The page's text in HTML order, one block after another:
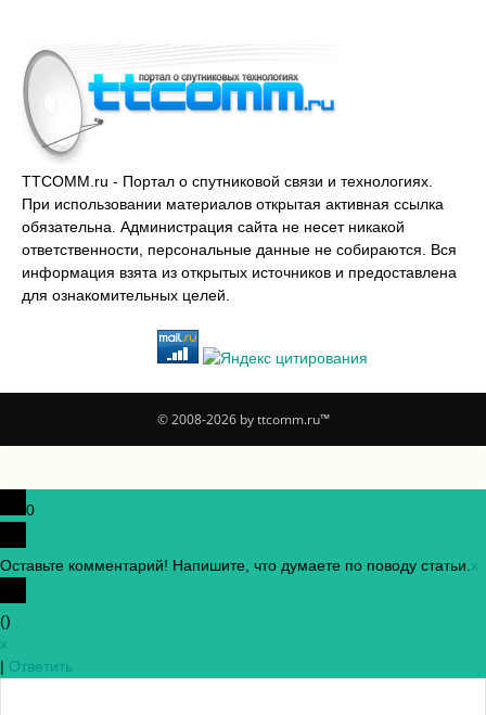
TTCOMM.ru - Портал о спутниковой связи и технологиях.
При использовании материалов открытая активная ссылка
обязательна. Администрация сайта не несет никакой
ответственности, персональные данные не собираются. Вся
информация взята из открытых источников и предоставлена
для ознакомительных целей.
© 2008-2026 by ttcomm.ru™
0
Оставьте комментарий! Напишите, что думаете по поводу статьи. x
()
x
| Ответить